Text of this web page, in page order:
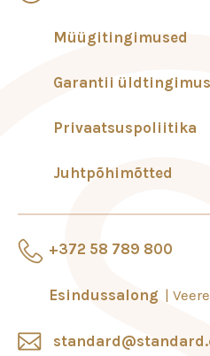
+372 58 789 800
Esindussalong
Müügitingimused
Garantii
Privaatsuspoliitika
Juhtpõhimõtted